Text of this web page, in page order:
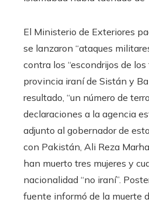
El Ministerio de Exteriores
se lanzaron “ataques
contra los “escondrijos de
provincia iraní de Sistán y
resultado, “un número de
declaraciones a la agencia
adjunto al gobernador de
con Pakistán, Ali Reza
han muerto tres mujeres y
nacionalidad “no iraní”.
fuente informó de la muerte